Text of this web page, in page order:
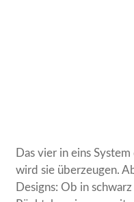
Das vier in eins
wird sie überzeugen.
Designs: Ob in